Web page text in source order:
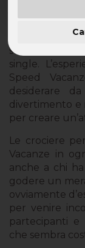
Svegliarsi e
sogno? No,
single.
Speed
desiderare
divertimento e
per creare
Le crociere
Vacanze in
anche a chi
godere un
ovviamente
per venire
partecipanti e
che sembra